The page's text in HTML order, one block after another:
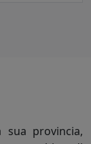
sua provincia,